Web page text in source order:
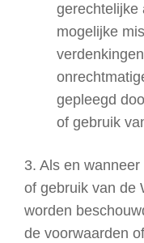
gerechtelijke
mogelijke
gepleegd
of gebruik
3. Als en
of gebruik van de
worden
de voorwaarden